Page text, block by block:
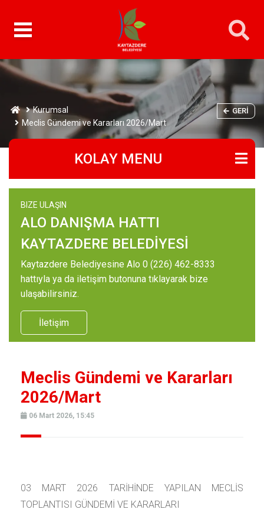
Kurumsal
Meclis Gündemi ve Kararları 2026/Mart
GERI
KOLAY MENU
BIZE ULAŞIN
ALO DANIŞMA HATTI
KAYTAZDERE BELEDİYESİ
Kaytazdere Belediyesine Alo 0 (226) 462-8333
hattıyla ya da iletişim butonuna tıklayarak bize
ulaşabilirsiniz.
İletişim
Meclis Gündemi ve Kararları
2026/Mart
06 Mart 2026, 15:45
03 MART 2026 TARİHİNDE YAPILAN MECLİS
TOPLANTISI GÜNDEMİ VE KARARLARI